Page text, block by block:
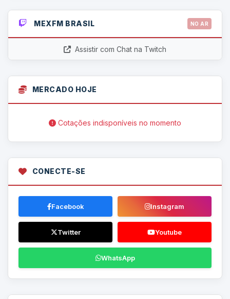
MEXFM BRASIL NO AR
Assistir com Chat na Twitch
MERCADO HOJE
Cotações indisponíveis no momento
CONECTE-SE
Facebook Instagram
Twitter Youtube
WhatsApp